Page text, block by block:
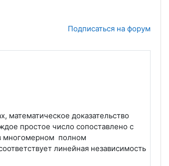
Подписаться на форум
математическое доказательство
простое число сопоставлено с
многомерном полном
линейная независимость